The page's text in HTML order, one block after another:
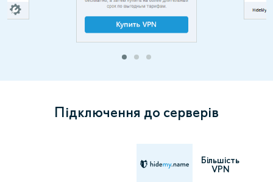
Підключення до серверів
Більшість
VPN